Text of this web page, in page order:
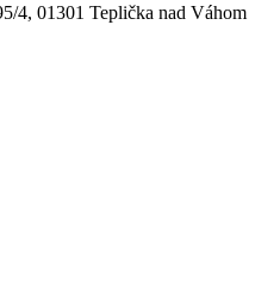
4, 01301 Teplička nad Váhom